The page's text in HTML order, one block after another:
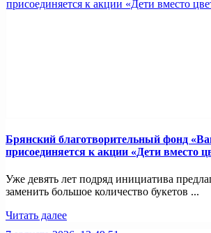
Брянский благотворительный фонд
присоединяется к акции «Дети вместо
Уже девять лет подряд инициатива
заменить большое количество букетов ...
Читать далее